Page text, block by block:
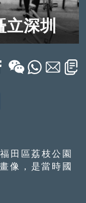
立深圳
區荔枝公園
像，是當時國